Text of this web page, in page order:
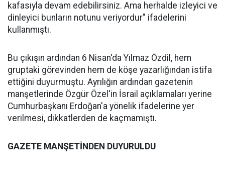
kafasıyla devam edebilirsiniz. Ama herhalde izleyici ve
dinleyici bunların notunu veriyordur" ifadelerini
kullanmıştı.
Bu çıkışın ardından 6 Nisan'da Yılmaz Özdil, hem
gruptaki görevinden hem de köşe yazarlığından istifa
ettiğini duyurmuştu. Ayrılığın ardından gazetenin
manşetlerinde Özgür Özel'in İsrail açıklamaları yerine
Cumhurbaşkanı Erdoğan'a yönelik ifadelerine yer
verilmesi, dikkatlerden de kaçmamıştı.
GAZETE MANŞETİNDEN DUYURULDU